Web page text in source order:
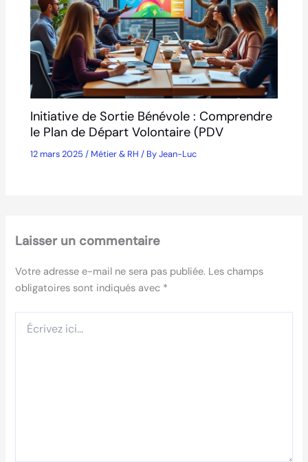
Initiative de Sortie Bénévole : Comprendre
le Plan de Départ Volontaire (PDV
12 mars 2025/ Métier & RH / ByJean-Luc
Laisser un commentaire
Votre adresse e-mail ne sera pas publiée. Les champs
obligatoires sont indiqués avec *
ici…